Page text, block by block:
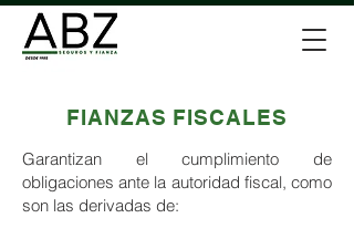
FIANZAS FISCALES
Garantizan el cumplimiento de
obligaciones ante la autoridad fiscal, como
son las derivadas de: